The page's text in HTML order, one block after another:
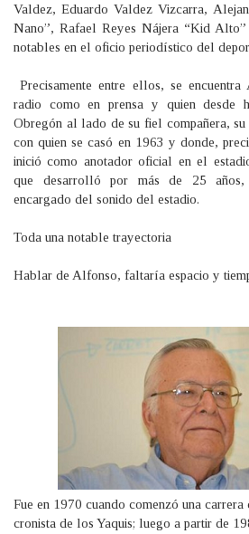
Valdez, Eduardo Valdez Vizcarra,
Nano”, Rafael Reyes Nájera “Kid
notables en el oficio periodístico del
Precisamente entre ellos, se
radio como en prensa y quien desde
Obregón al lado de su fiel compañera,
con quien se casó en 1963 y donde,
inició como anotador oficial en el
que desarrolló por más de 25 años,
encargado del sonido del estadio.
Toda una notable trayectoria
Hablar de Alfonso, faltaría espacio y
Fue en 1970 cuando comenzó una
cronista de los Yaquis; luego a partir de